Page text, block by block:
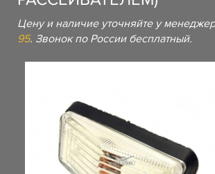
Цену и наличие уточняйте у
95. Звонок по России бесплатный.